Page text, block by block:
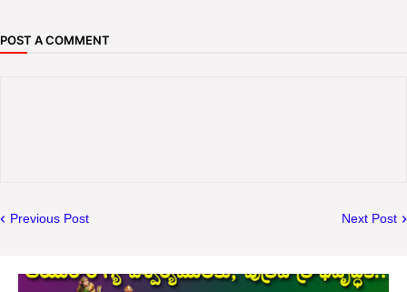
POST A COMMENT
Previous Post Next Post